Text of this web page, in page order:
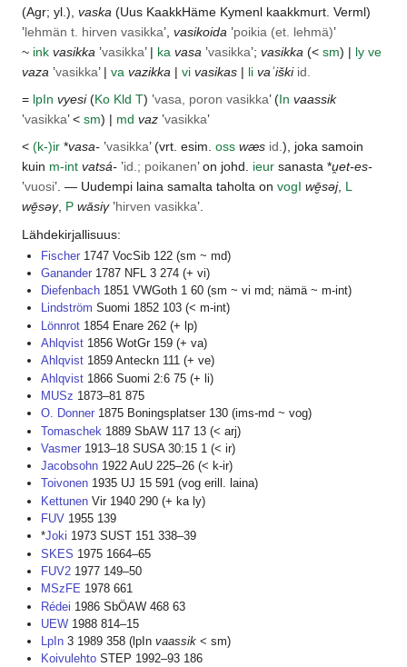
(Agr; yl.), vaska (Uus KaakkHäme Kymenl kaakkmurt. Verml)
’lehmän t. hirven vasikka’, vasikoida ’poikia (et. lehmä)’
~ ink vasikka ’vasikka’ | ka vasa ’vasikka’; vasikka (< sm) | ly ve
vaza ’vasikka’ | va vazikka | vi vasikas | li vaʾiški id.
= lpIn vyesi(Ko Kld T) ’vasa, poron vasikka’ (In vaassik
’vasikka’ < sm) | md vaz ’vasikka’
< (k-)ir *vasa- ’vasikka’ (vrt. esim. oss wæs id.), joka samoin
kuin m-int vatsá- ’id.; poikanen’ on johd. ieur sanasta *u̯et-es-
’vuosi’. — Uudempi laina samalta taholta on vogI wē̮səj, L
wē̮səγ, P wāsiγ’hirven vasikka’.
Lähdekirjallisuus:
Fischer1747 VocSib 122 (sm ~ md)
Ganander1787 NFL 3 274 (+ vi)
Diefenbach1851 VWGoth 1 60 (sm ~ vi md; nämä ~ m-int)
Lindström Suomi 1852 103 (< m-int)
Lönnrot1854 Enare 262 (+ lp)
Ahlqvist1856 WotGr 159 (+ va)
Ahlqvist1859 Anteckn 111 (+ ve)
Ahlqvist1866 Suomi 2:6 75 (+ li)
MUSz 1873–81 875
O. Donner1875 Boningsplatser 130 (ims-md ~ vog)
Tomaschek 1889 SbAW 117 13 (< arj)
Vasmer1913–18 SUSA 30:15 1 (< ir)
Jacobsohn1922 AuU 225–26 (< k-ir)
Toivonen1935 UJ 15 591 (vog erill. laina)
KettunenVir 1940 290 (+ ka ly)
FUV1955 139
*Joki 1973 SUST 151 338–39
SKES 1975 1664–65
FUV21977 149–50
MSzFE 1978 661
Rédei 1986 SbÖAW 468 63
UEW1988 814–15
LpIn3 1989 358 (lpIn vaassik< sm)
KoivulehtoSTEP 1992–93 186